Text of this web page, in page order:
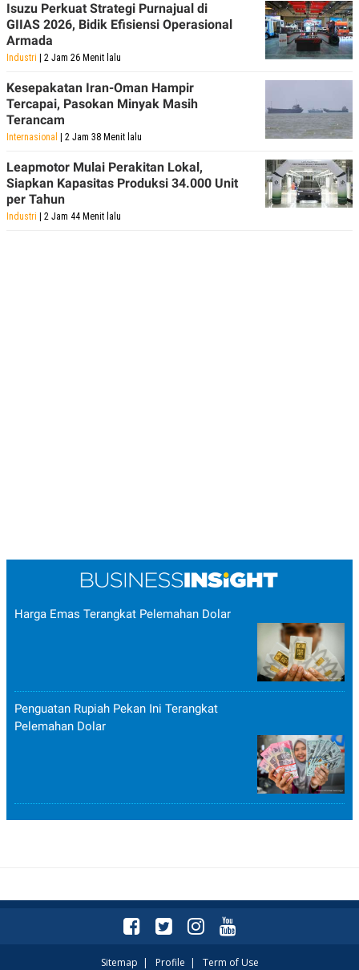
Isuzu Perkuat Strategi Purnajual di
GIIAS 2026, Bidik Efisiensi Operasional
Armada
Industri | 2 Jam 26 Menit lalu
Kesepakatan Iran-Oman Hampir
Tercapai, Pasokan Minyak Masih
Terancam
Internasional | 2 Jam 38 Menit lalu
Leapmotor Mulai Perakitan Lokal,
Siapkan Kapasitas Produksi 34.000 Unit
per Tahun
Industri | 2 Jam 44 Menit lalu
Harga Emas Terangkat Pelemahan Dolar
Penguatan Rupiah Pekan Ini Terangkat
Pelemahan Dolar
Sitemap | Profile | Term of Use